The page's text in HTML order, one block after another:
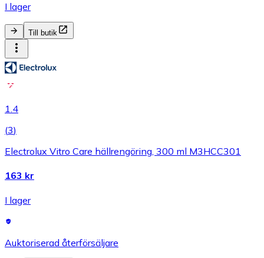
I lager
Till butik
1.4
(3)
Electrolux Vitro Care hällrengöring, 300 ml M3HCC301
163 kr
I lager
Auktoriserad återförsäljare